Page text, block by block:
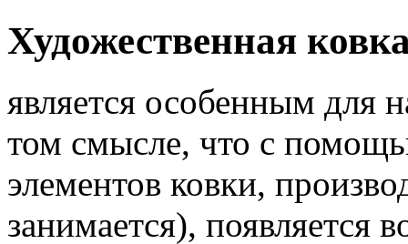
Художественная
является особенным для
том смысле, что с
элементов ковки,
занимается), появляется